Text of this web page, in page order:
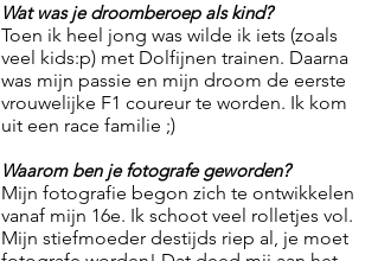
Wat was je droomberoep als kind?
Toen ik heel jong was wilde ik iets (zoals
veel kids:p) met Dolfijnen trainen. Daarna
was mijn passie en mijn droom de eerste
vrouwelijke F1 coureur te worden. Ik kom
uit een race familie ;)
Waarom ben je fotografe geworden?
Mijn fotografie begon zich te ontwikkelen
vanaf mijn 16e. Ik schoot veel rolletjes vol.
Mijn stiefmoeder destijds riep al, je moet